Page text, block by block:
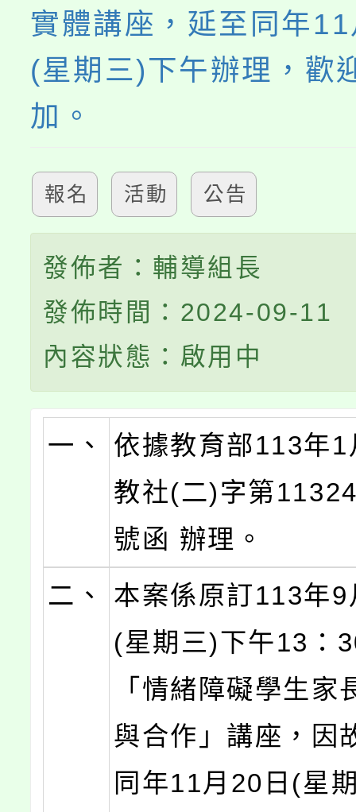
實體講座，延至同年
(星期三)下午辦理，歡
加。
報名 活動 公告
發佈者：輔導組長
發佈時間：2024-09-11
內容狀態：啟用中
一、
依據教育部113年
教社(二)字第
號函 辦理。
二、
本案係原訂113年
(星期三)下午13：
「情緒障礙學生家
與合作」講座，因
同年11月20日(星